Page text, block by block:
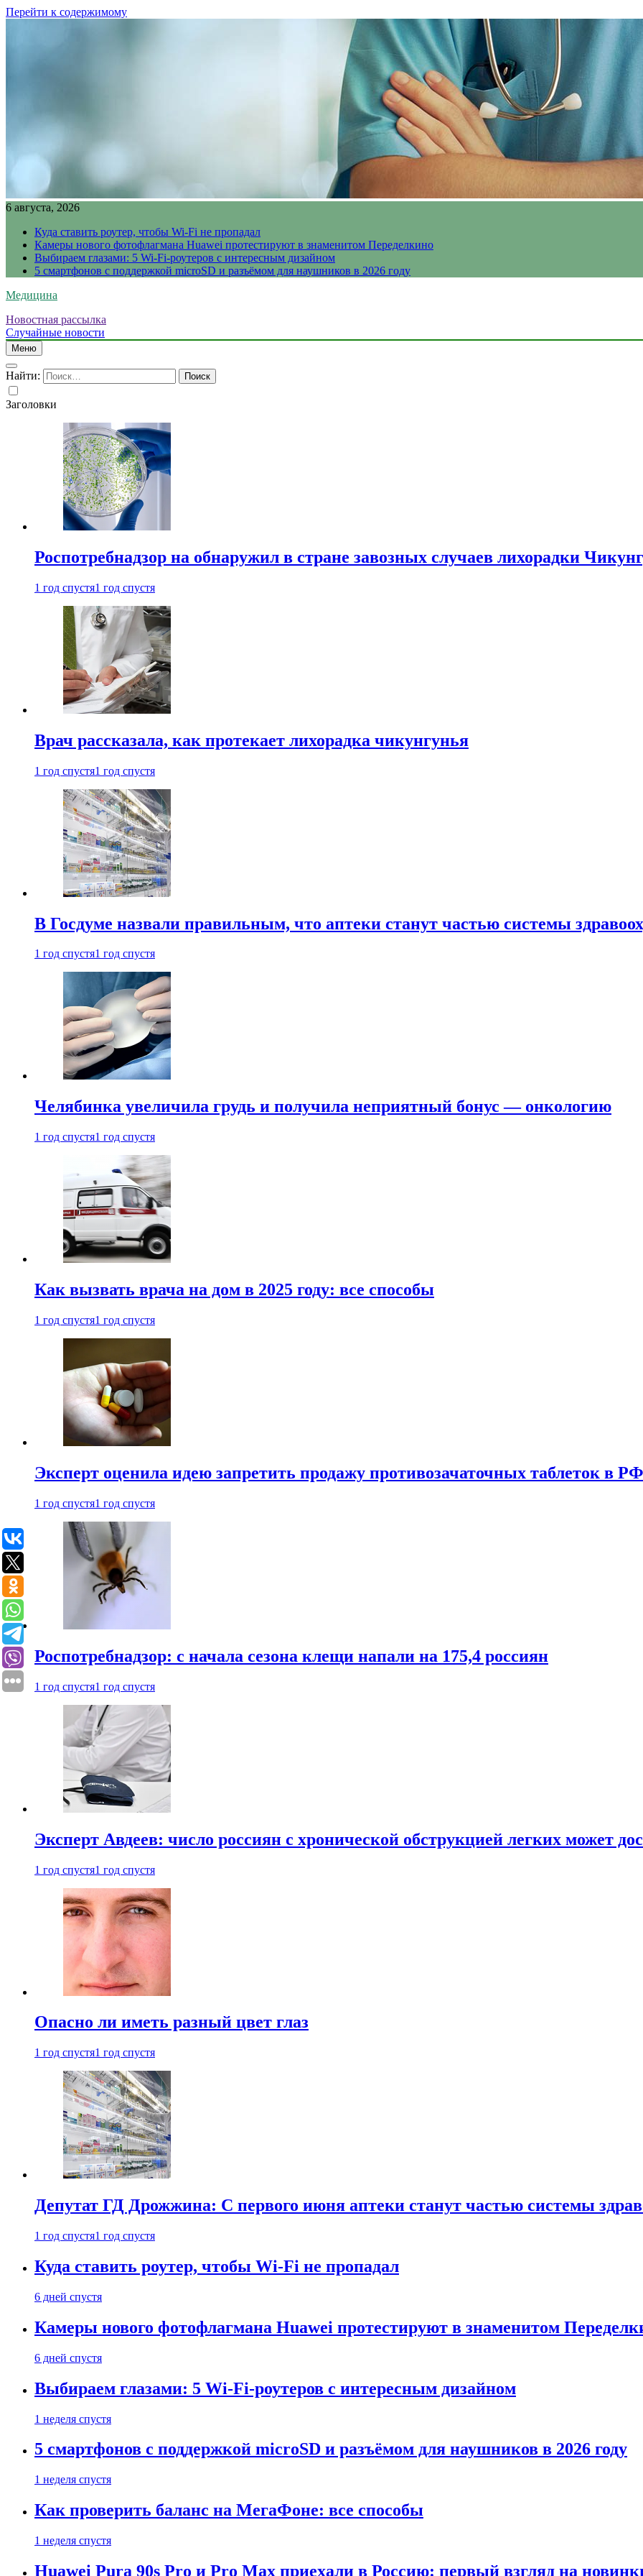
Перейти к содержимому
6 августа, 2026
Куда ставить роутер, чтобы Wi-Fi не пропадал
Камеры нового фотофлагмана Huawei протестируют в знаменитом Переделкино
Выбираем глазами: 5 Wi-Fi-роутеров с интересным дизайном
5 смартфонов с поддержкой microSD и разъёмом для наушников в 2026 году
Медицина
Новостная рассылка
Случайные новости
Меню
Найти:
Заголовки
Роспотребнадзор на обнаружил в стране завозных случаев лихорадки
1 год спустя1 год спустя
Врач рассказала, как протекает лихорадка чикунгунья
1 год спустя1 год спустя
В Госдуме назвали правильным, что аптеки станут частью системы
1 год спустя1 год спустя
Челябинка увеличила грудь и получила неприятный бонус — онкологию
1 год спустя1 год спустя
Как вызвать врача на дом в 2025 году: все способы
1 год спустя1 год спустя
Эксперт оценила идею запретить продажу противозачаточных таблеток в РФ
1 год спустя1 год спустя
Роспотребнадзор: с начала сезона клещи напали на 175,4 россиян
1 год спустя1 год спустя
Эксперт Авдеев: число россиян с хронической обструкцией легких может
1 год спустя1 год спустя
Опасно ли иметь разный цвет глаз
1 год спустя1 год спустя
Депутат ГД Дрожжина: С первого июня аптеки станут частью системы
1 год спустя1 год спустя
Куда ставить роутер, чтобы Wi-Fi не пропадал
6 дней спустя
Камеры нового фотофлагмана Huawei протестируют в знаменитом
6 дней спустя
Выбираем глазами: 5 Wi-Fi-роутеров с интересным дизайном
1 неделя спустя
5 смартфонов с поддержкой microSD и разъёмом для наушников в 2026 году
1 неделя спустя
Как проверить баланс на МегаФоне: все способы
1 неделя спустя
Huawei Pura 90s Pro и Pro Max приехали в Россию: первый взгляд на